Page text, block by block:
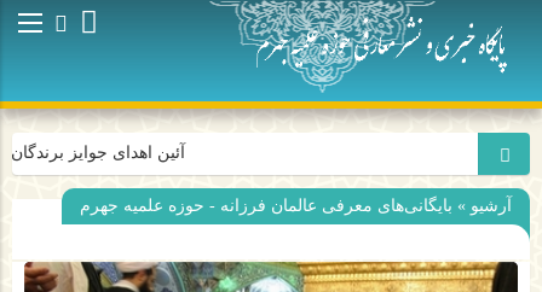
آئین اهدای جوایز
آرشیو » بایگانی‌های معرفی عالمان فرزانه - حوزه علمیه جهرم